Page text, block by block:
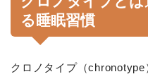
る睡眠習慣
クロノタイプ（chronotype